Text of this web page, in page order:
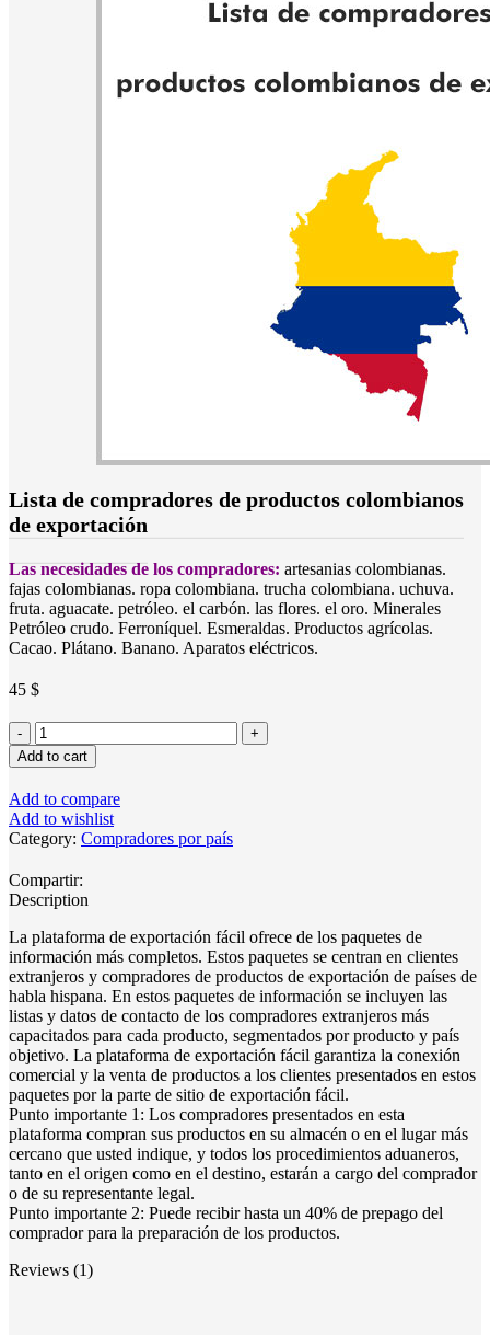
Lista de compradores de productos colombianos
de exportación
Las necesidades de los compradores: artesanias colombianas.
fajas colombianas. ropa colombiana. trucha colombiana. uchuva.
fruta. aguacate. petróleo. el carbón. las flores. el oro. Minerales
Petróleo crudo. Ferroníquel. Esmeraldas. Productos agrícolas.
Cacao. Plátano. Banano. Aparatos eléctricos.
45 $
Lista
de
compradores
de
productos
colombianos
de
quantity
Add to cart
Add to compare
Add to wishlist
Category: Compradores por país
Compartir:
Description
La plataforma de exportación fácil ofrece de los paquetes de
información más completos. Estos paquetes se centran en clientes
extranjeros y compradores de productos de exportación de países de
habla hispana. En estos paquetes de información se incluyen las
listas y datos de contacto de los compradores extranjeros más
capacitados para cada producto, segmentados por producto y país
objetivo. La plataforma de exportación fácil garantiza la conexión
comercial y la venta de productos a los clientes presentados en estos
paquetes por la parte de sitio de exportación fácil.
Punto importante 1: Los compradores presentados en esta
plataforma compran sus productos en su almacén o en el lugar más
cercano que usted indique, y todos los procedimientos aduaneros,
tanto en el origen como en el destino, estarán a cargo del comprador
o de su representante legal.
Punto importante 2: Puede recibir hasta un 40% de prepago del
comprador para la preparación de los productos.
Reviews (1)